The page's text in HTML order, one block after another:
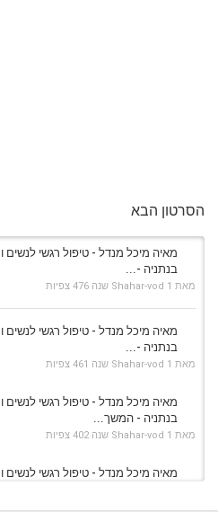
הסרטון הבא
מאיה מיכל מנדל - טיפול רגשי לנשים
בנתניה -...
מאת Shahar-vod 1 שנה 476 צפיות
מאיה מיכל מנדל - טיפול רגשי לנשים
בנתניה -...
מאת Shahar-vod 1 שנה 461 צפיות
מאיה מיכל מנדל - טיפול רגשי לנשים
בנתניה - המשך...
מאת Shahar-vod 1 שנה 402 צפיות
מאיה מיכל מנדל - טיפול רגשי לנשים